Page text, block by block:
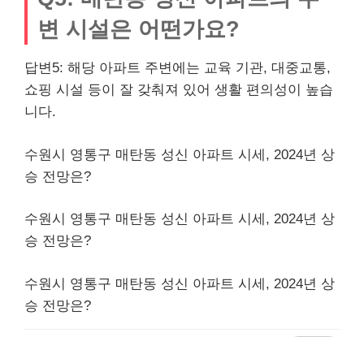
변 시설은 어떤가요?
답변5: 해당 아파트 주변에는 교육 기관, 대중교통,
쇼핑 시설 등이 잘 갖춰져 있어 생활 편의성이 높습
니다.
수원시 영통구 매탄동 성신 아파트 시세, 2024년 상
승 전망은?
수원시 영통구 매탄동 성신 아파트 시세, 2024년 상
승 전망은?
수원시 영통구 매탄동 성신 아파트 시세, 2024년 상
승 전망은?